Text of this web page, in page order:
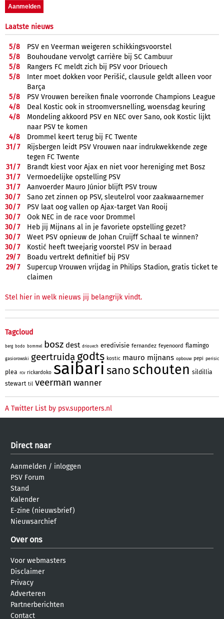
Laatste nieuws
5/8
PSV en Veerman weigeren schikkingsvoorstel
5/8
Bouhoudane vervolgt carrière bij SC Cambuur
5/8
Rangers FC meldt zich bij PSV voor Driouech
5/8
Inter moet dokken voor Perišić, clausule geldt alleen voor
Barça
5/8
PSV Vrouwen bereiken finale voorronde Champions League
4/8
Deal Kostic ook in stroomversnelling, woensdag keuring
4/8
Mondeling akkoord PSV en NEC over Sano, ook Kostic lijkt
naar PSV te komen
4/8
Drommel keert terug bij FC Twente
31/7
Rijsbergen leidt PSV Vrouwen naar indrukwekkende zege
tegen FC Twente
31/7
Brandt kiest voor Ajax en niet voor hereniging met Bosz
31/7
Vermoedelijke opstelling PSV
31/7
Aanvoerder Mauro Júnior blijft PSV trouw
30/7
Sano zet zinnen op PSV, sleutelrol voor zaakwaarnemer
30/7
PSV laat oog vallen op Ajax-target Van Rooij
30/7
Ook NEC in de race voor Drommel
30/7
Heb jij Mijnans al in je favoriete opstelling gezet?
30/7
Weet PSV opnieuw de Johan Cruijff Schaal te winnen?
30/7
Kostić heeft tweejarig voorstel PSV in beraad
29/7
Boadu vertrekt definitief bij PSV
29/7
Supercup Vrouwen vrijdag in Philips Stadion, gratis ticket te
claimen
Stel hier in welk nieuws jij belangrijk vindt.
Tagcloud
berg bodo bommel bosz dest driouech eredivisie fernandez feyenoord flamingo
gasiorowski geertruida godts kostic mauro mijnans opbouw pepi perisic
plea rcv rickardoko saibari sano schouten sildillia
stewart til veerman wanner
A Twitter List by psv.supporters.nl
Direct naar
Aanmelden / inloggen
PSV Forum
Stand
Kalender
E-zine (nieuwsbrief)
Nieuwsarchief
Over ons
Voor webmasters
Disclaimer
Privacy
Adverteren
Partnerberichten
Contact